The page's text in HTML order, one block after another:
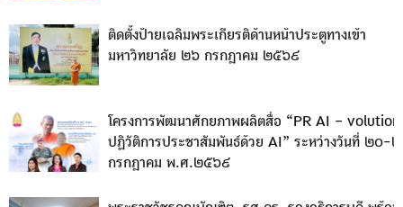
ติดตั้งป้ายเฉลิมพระเกียรติด้านหน้าประตูทางเข้า
มหาวิทยาลัย ๒๖ กรกฎาคม ๒๕๖๙
โครงการพัฒนาศักยภาพผลิตสื่อ “PR AI – volution
ปฏิวัติการประชาสัมพันธ์ด้วย AI” ระหว่างวันที่ ๒๐-
กรกฎาคม พ.ศ.๒๕๖๙